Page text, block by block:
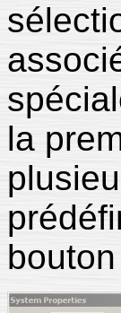
la
bouton